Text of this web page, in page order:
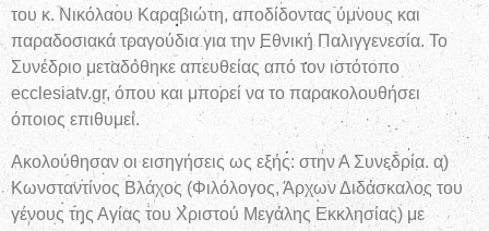
του κ. Νικόλαου Καραβιώτη, αποδίδοντας ύμνους και
παραδοσιακά τραγούδια για την Εθνική Παλιγγενεσία. Το
Συνέδριο μεταδόθηκε απευθείας από τον ιστότοπο
ecclesiatv.gr, όπου και μπορεί να το παρακολουθήσει
όποιος επιθυμεί.
Ακολούθησαν οι εισηγήσεις ως εξής: στην Α Συνεδρία. α)
Κωνσταντίνος Βλάχος (Φιλόλογος, Άρχων Διδάσκαλος του
γένους της Αγίας του Χριστού Μεγάλης Εκκλησίας) με